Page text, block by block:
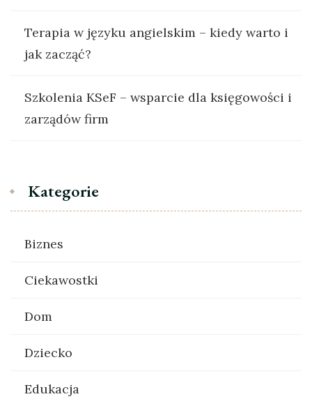
Terapia w języku angielskim – kiedy warto i
jak zacząć?
Szkolenia KSeF – wsparcie dla księgowości i
zarządów firm
Kategorie
Biznes
Ciekawostki
Dom
Dziecko
Edukacja